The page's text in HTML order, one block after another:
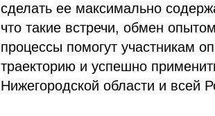
сделать ее максимально
что такие встречи, обмен
процессы помогут участникам
траекторию и успешно
Нижегородской области и всей